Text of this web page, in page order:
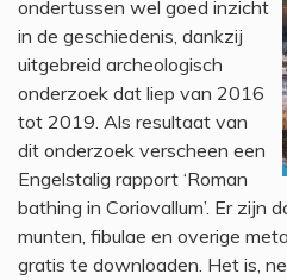
ondertussen wel goed inzicht
in de geschiedenis, dankzij
uitgebreid archeologisch
onderzoek dat liep van 2016
tot 2019. Als resultaat van
dit onderzoek verscheen een
Engelstalig rapport ‘Roman
bathing in Coriovallum’. Er zijn
munten, fibulae en overige
gratis te downloaden. Het is,